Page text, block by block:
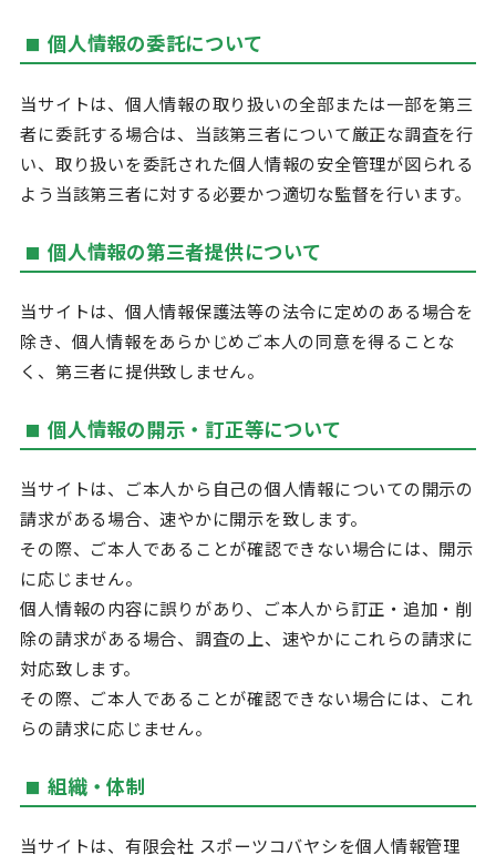
個人情報の委託について
当サイトは、個人情報の取り扱いの全部または一部を第三
者に委託する場合は、当該第三者について厳正な調査を行
い、取り扱いを委託された個人情報の安全管理が図られる
よう当該第三者に対する必要かつ適切な監督を行います。
個人情報の第三者提供について
当サイトは、個人情報保護法等の法令に定めのある場合を
除き、個人情報をあらかじめご本人の同意を得ることな
く、第三者に提供致しません。
個人情報の開示・訂正等について
当サイトは、ご本人から自己の個人情報についての開示の
請求がある場合、速やかに開示を致します。
その際、ご本人であることが確認できない場合には、開示
に応じません。
個人情報の内容に誤りがあり、ご本人から訂正・追加・削
除の請求がある場合、調査の上、速やかにこれらの請求に
対応致します。
その際、ご本人であることが確認できない場合には、これ
らの請求に応じません。
組織・体制
当サイトは、有限会社 スポーツコバヤシを個人情報管理